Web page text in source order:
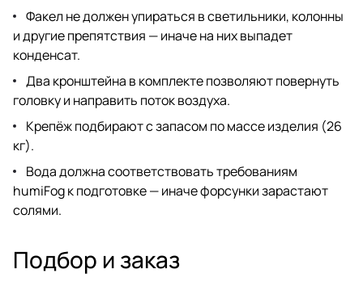
Факел не должен упираться в светильники, колонны
и другие препятствия — иначе на них выпадет
конденсат.
Два кронштейна в комплекте позволяют повернуть
головку и направить поток воздуха.
Крепёж подбирают с запасом по массе изделия (26
кг).
Вода должна соответствовать требованиям
humiFog к подготовке — иначе форсунки зарастают
солями.
Подбор и заказ